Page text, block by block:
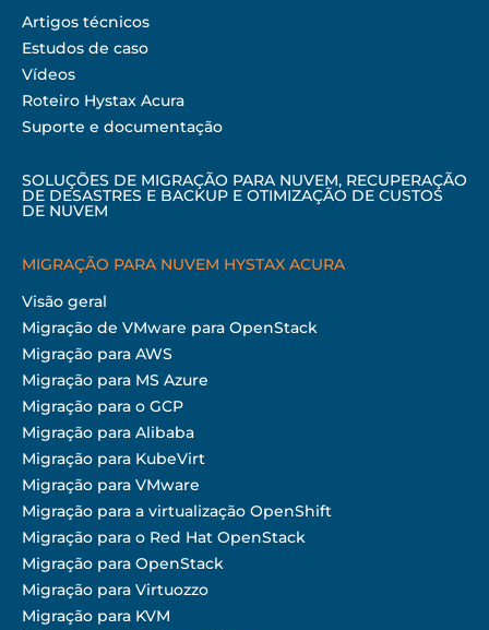
Artigos técnicos
Estudos de caso
Vídeos
Roteiro Hystax Acura
Suporte e documentação
SOLUÇÕES DE MIGRAÇÃO PARA NUVEM, RECUPERAÇÃO
DE DESASTRES E BACKUP E OTIMIZAÇÃO DE CUSTOS
DE NUVEM
MIGRAÇÃO PARA NUVEM HYSTAX ACURA
Visão geral
Migração de VMware para OpenStack
Migração para AWS
Migração para MS Azure
Migração para o GCP
Migração para Alibaba
Migração para KubeVirt
Migração para VMware
Migração para a virtualização OpenShift
Migração para o Red Hat OpenStack
Migração para OpenStack
Migração para Virtuozzo
Migração para KVM